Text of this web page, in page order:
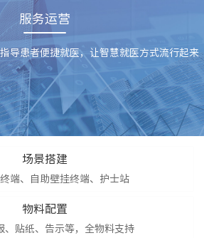
服务运营
导患者便捷就医，让智慧就医方式流行起来
场景搭建
端、自助壁挂终端、护士站
物料配置
、贴纸、告示等，全物料支持